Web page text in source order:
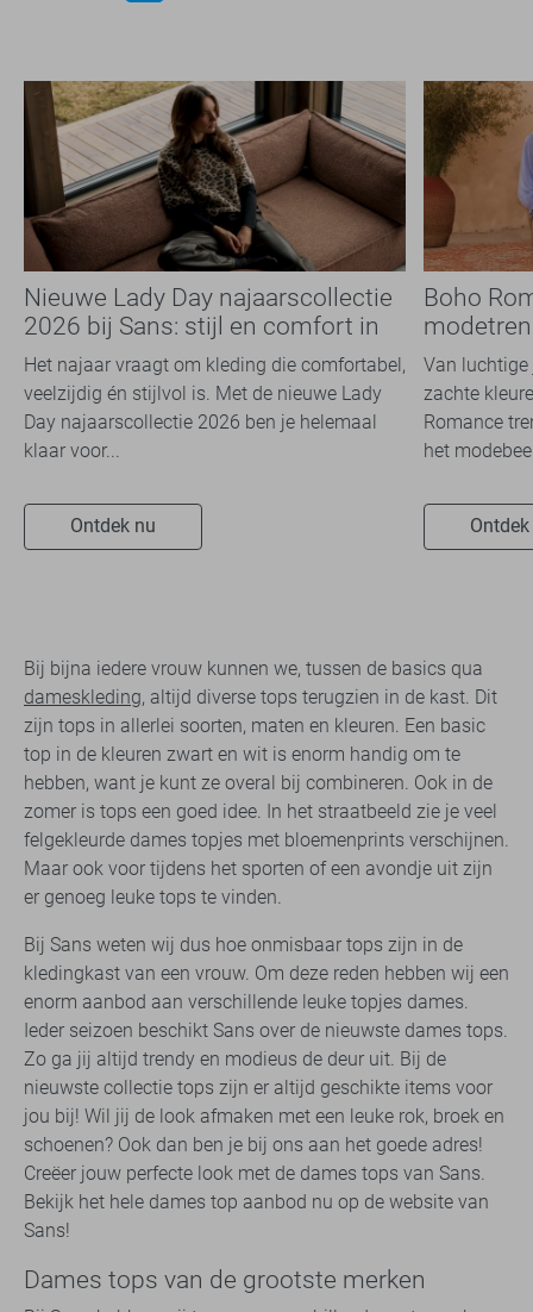
Nieuwe Lady Day najaarscollectie
2026 bij Sans: stijl en comfort in
travelkwaliteit
Het najaar vraagt om kleding die comfortabel,
veelzijdig én stijlvol is. Met de nieuwe Lady
Day najaarscollectie 2026 ben je helemaal
klaar voor...
Ontdek nu
Boho
overal
Van luchtige
zachte
Romance
het
Bij bijna iedere vrouw kunnen we, tussen de basics qua
dameskleding, altijd diverse tops terugzien in de kast. Dit
zijn tops in allerlei soorten, maten en kleuren. Een basic
top in de kleuren zwart en wit is enorm handig om te
hebben, want je kunt ze overal bij combineren. Ook in de
zomer is tops een goed idee. In het straatbeeld zie je veel
felgekleurde dames topjes met bloemenprints verschijnen.
Maar ook voor tijdens het sporten of een avondje uit zijn
er genoeg leuke tops te vinden.
Bij Sans weten wij dus hoe onmisbaar tops zijn in de
kledingkast van een vrouw. Om deze reden hebben wij een
enorm aanbod aan verschillende leuke topjes dames.
Ieder seizoen beschikt Sans over de nieuwste dames tops.
Zo ga jij altijd trendy en modieus de deur uit. Bij de
nieuwste collectie tops zijn er altijd geschikte items voor
jou bij! Wil jij de look afmaken met een leuke rok, broek en
schoenen? Ook dan ben je bij ons aan het goede adres!
Creëer jouw perfecte look met de dames tops van Sans.
Bekijk het hele dames top aanbod nu op de website van
Sans!
Dames tops van de grootste merken